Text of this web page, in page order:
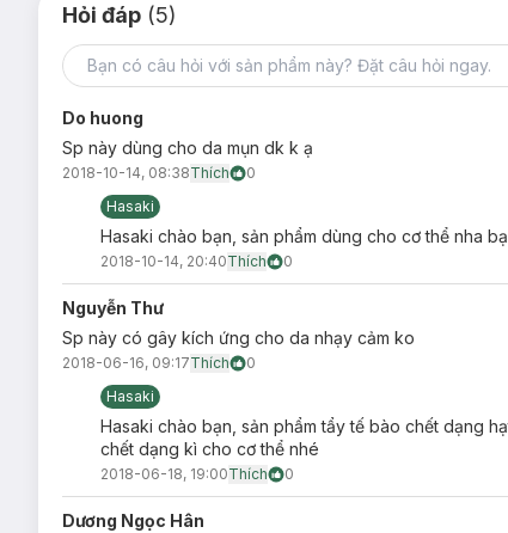
HiệnHasaki có 5 loại:
Hỏi đáp (5)
Do huong
Sp này dùng cho da mụn dk k ạ
2018-10-14, 08:38Thích
0
Hasaki
Hasaki chào bạn, sản phẩm dùng cho cơ thể nha
2018-10-14, 20:40Thích 0
Nguyễn Thư
Sp này có gây kích ứng cho da nhạy cảm ko
2018-06-16, 09:17Thích
0
Hasaki
Hasaki chào bạn, sản phẩm tẩy tế bào chết dạng
chết dạng kì cho cơ thể nhé
2018-06-18, 19:00Thích 0
Dương Ngọc Hân